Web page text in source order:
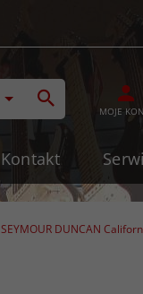
categories_searcher
MOJE
Kontakt
SEYMOUR DUNCAN